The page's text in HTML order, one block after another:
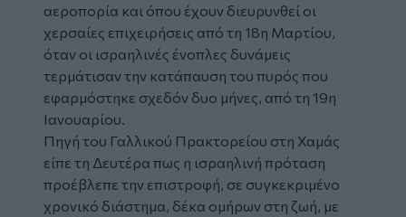
αεροπορία και όπου έχουν διευρυνθεί οι
χερσαίες επιχειρήσεις από τη 18η Μαρτίου,
όταν οι ισραηλινές ένοπλες δυνάμεις
τερμάτισαν την κατάπαυση του πυρός που
εφαρμόστηκε σχεδόν δυο μήνες, από τη 19η
Ιανουαρίου.
Πηγή του Γαλλικού Πρακτορείου στη Χαμάς
είπε τη Δευτέρα πως η ισραηλινή πρόταση
προέβλεπε την επιστροφή, σε συγκεκριμένο
χρονικό διάστημα, δέκα ομήρων στη ζωή, με